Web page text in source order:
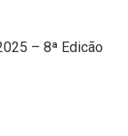
– 8ª Edicão